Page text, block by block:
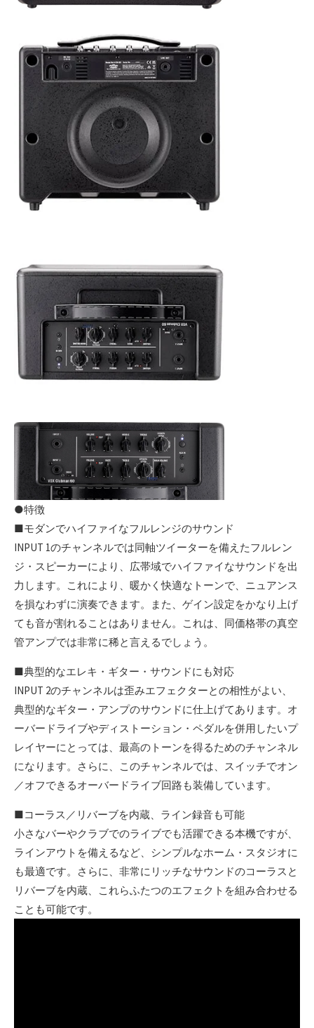
●特徴
■モダンでハイファイなフルレンジのサウンド
INPUT 1のチャンネルでは同軸ツイーターを備えたフルレン
ジ・スピーカーにより、広帯域でハイファイなサウンドを出
力します。これにより、暖かく快適なトーンで、ニュアンス
を損なわずに演奏できます。また、ゲイン設定をかなり上げ
ても音が割れることはありません。これは、同価格帯の真空
管アンプでは非常に稀と言えるでしょう。
■典型的なエレキ・ギター・サウンドにも対応
INPUT 2のチャンネルは歪みエフェクターとの相性がよい、
典型的なギター・アンプのサウンドに仕上げてあります。オ
ーバードライブやディストーション・ペダルを併用したいプ
レイヤーにとっては、最高のトーンを得るためのチャンネル
になります。さらに、このチャンネルでは、スイッチでオン
／オフできるオーバードライブ回路も装備しています。
■コーラス／リバーブを内蔵、ライン録音も可能
小さなバーやクラブでのライブでも活躍できる本機ですが、
ラインアウトを備えるなど、シンプルなホーム・スタジオに
も最適です。さらに、非常にリッチなサウンドのコーラスと
リバーブを内蔵、これらふたつのエフェクトを組み合わせる
ことも可能です。